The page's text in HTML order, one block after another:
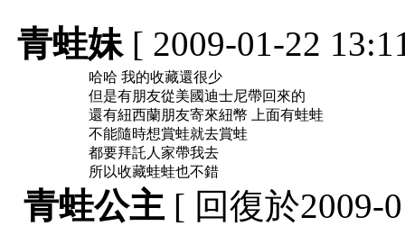
青蛙妹 [ 2009-01-22
哈哈 我的收藏還很少
但是有朋友從美國迪士尼帶回來的
還有紐西蘭朋友寄來紐幣 上面有蛙蛙
不能隨時想賞蛙就去賞蛙
都要拜託人家帶我去
所以收藏蛙蛙也不錯
青蛙公主 [ 回復於2009-